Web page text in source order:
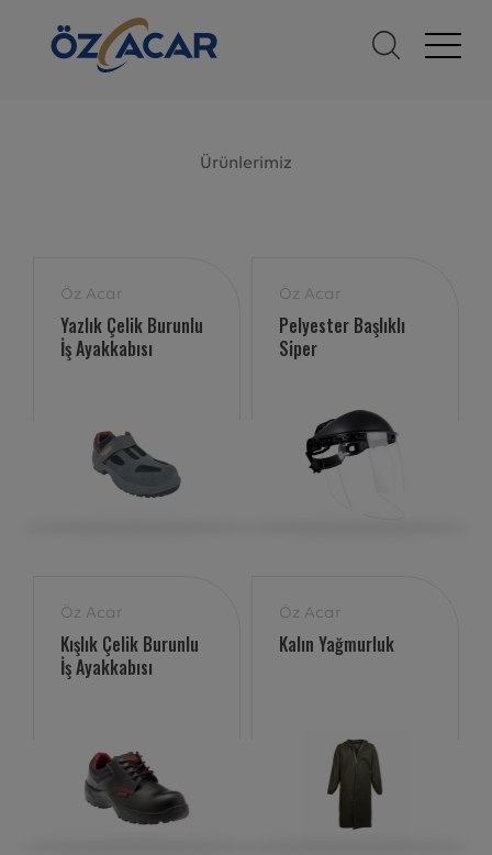
Ürünlerimiz
Öz Acar
Yazlık Çelik Burunlu
İş Ayakkabısı
Öz Acar
Pelyester Başlıklı
Siper
Öz Acar
Kışlık Çelik Burunlu
İş Ayakkabısı
Öz Acar
Kalın Yağmurluk